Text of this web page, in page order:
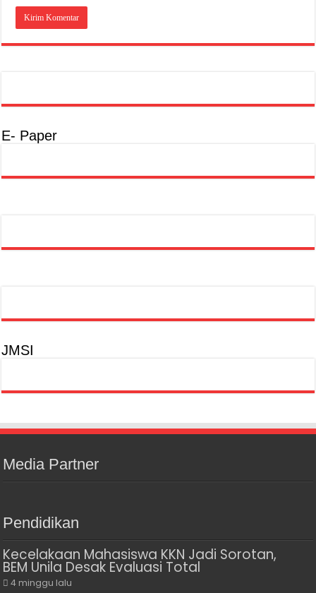
E- Paper
JMSI
Media Partner
Pendidikan
Kecelakaan Mahasiswa KKN Jadi Sorotan,
BEM Unila Desak Evaluasi Total
4 minggu lalu